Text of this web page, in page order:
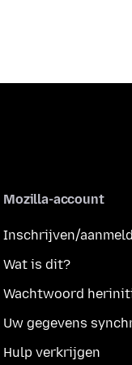
Mozilla-account
Inschrijven/
Wat is dit?
Wachtwoord
Uw gegevens
Hulp verkrijgen